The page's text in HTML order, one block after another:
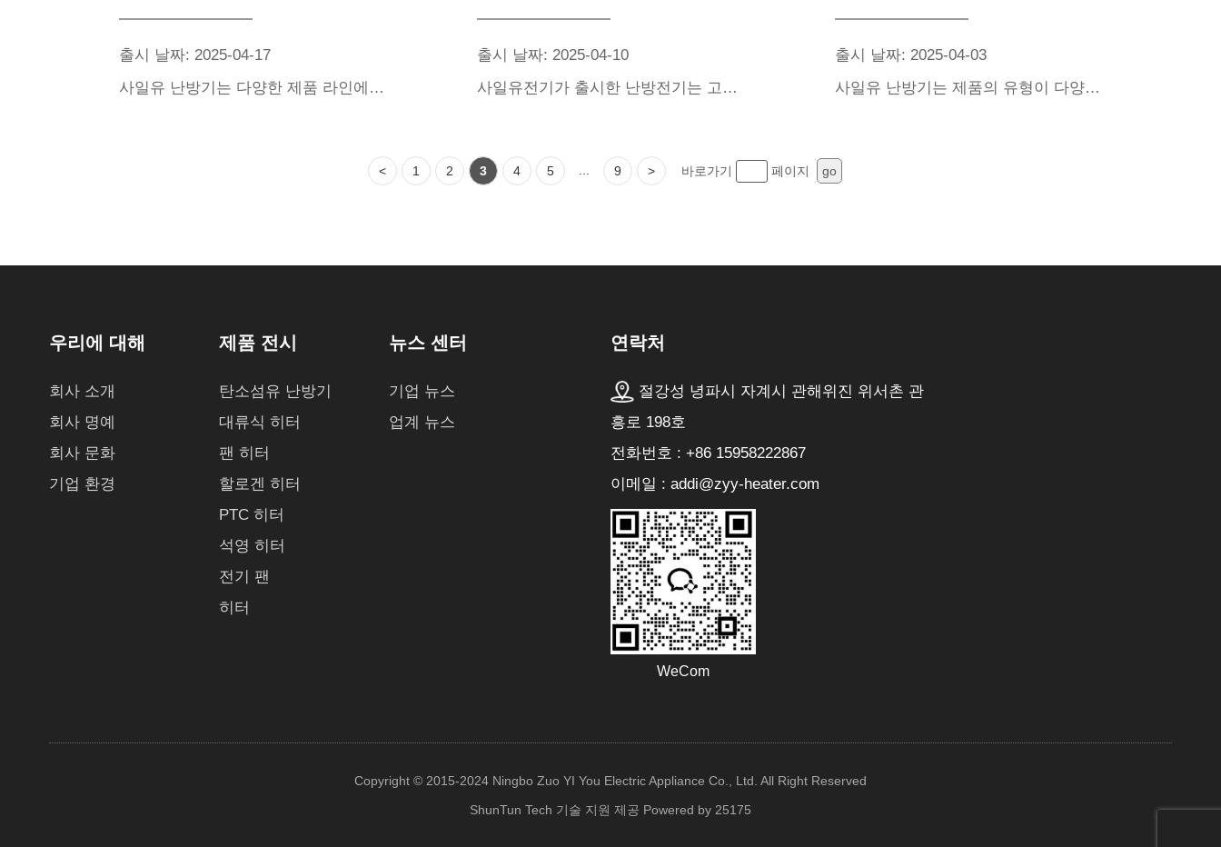
출시 날짜: 2025-04-17
사일유 난방기는 다양한 제품 라인에 의거하여 다원적인 수요에 적합하고, 선진 가열 기술과 지능 온도 제어를 결합하여 고효율 에너지 절약을 실현하며, 엄격한 품질 제어, 다중 안전 방호와 미학적 실용성을 겸비한 외관 디자인에 의거하여 경쟁이 치열한 시장에서 두각을 나타내고 있다.
출시 날짜: 2025-04-10
사일유전기가 출시한 난방전기는 고민온도센싱에 의거하여 지능온도조절과 자동온도조절을 실현하고 에너지절약과 전기절약을 실현하며 조작이 편리하고 여러 장면에 적용되어 사용자에게 전방위적인 편안한 체험을 가져다 준다.
출시 날짜: 2025-04-03
사일유 난방기는 제품의 유형이 다양하고 선진적인 가열기술과 지능적인 온도조절을 갖추고 있으며 가열효과가 고효율이며 엄격한 품질통제를 거쳐 다중안전방호를 가지고 있다.
< 1 2 3 4 5 ... 9 > 바로가기 페이지 go
우리에 대해
회사 소개
회사 명예
회사 문화
기업 환경
제품 전시
탄소섬유 난방기
대류식 히터
팬 히터
할로겐 히터
PTC 히터
석영 히터
전기 팬
히터
뉴스 센터
기업 뉴스
업계 뉴스
연락처
절강성 녕파시 자계시 관해위진 위서촌 관
흥로 198호
전화번호 : +86 15958222867
이메일 : addi@zyy-heater.com
WeCom
Copyright © 2015-2024 Ningbo Zuo YI You Electric Appliance Co., Ltd. All Right Reserved
ShunTun Tech 기술 지원 제공 Powered by 25175